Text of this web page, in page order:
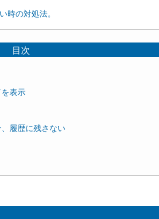
時の対処法。
目次
表示
履歴に残さない